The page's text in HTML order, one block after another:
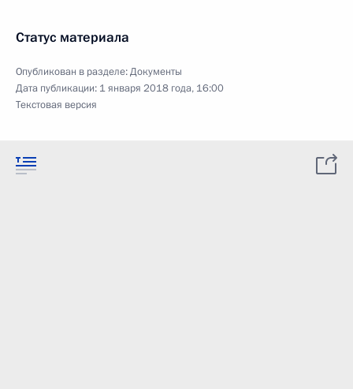
Статус материала
Опубликован в разделе:Документы
Дата публикации: 1 января 2018 года, 16:00
Текстовая версия